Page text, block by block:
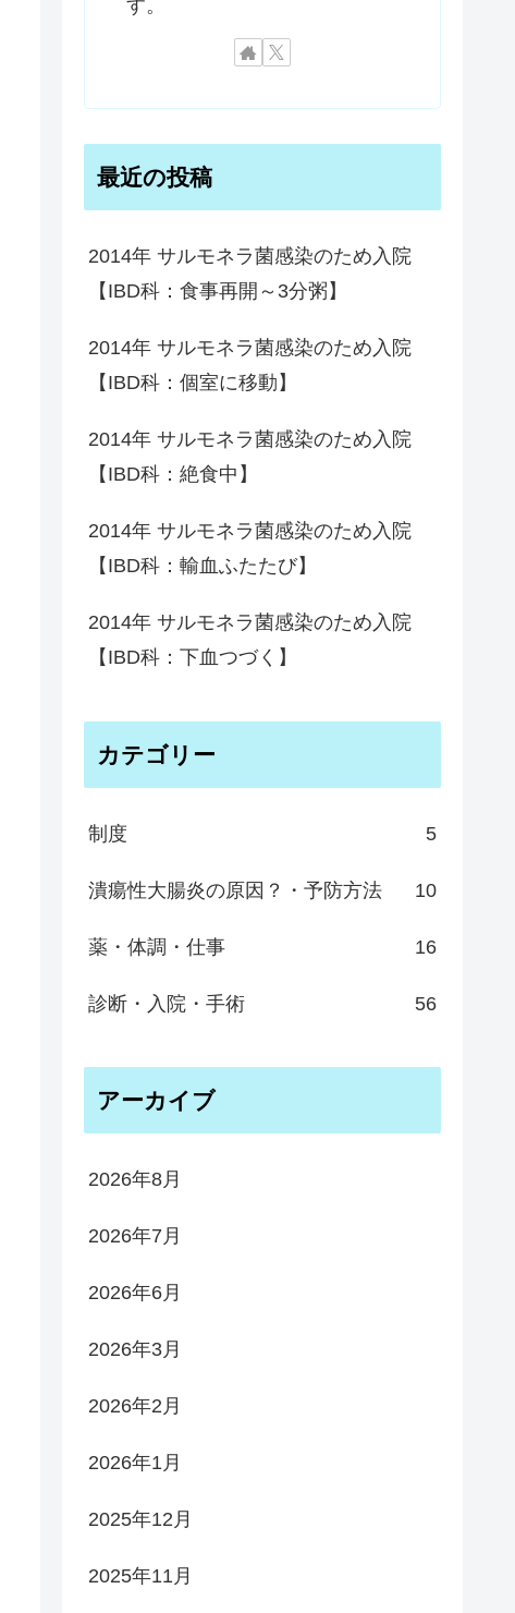
す。
最近の投稿
2014年 サルモネラ菌感染のため入院
【IBD科：食事再開～3分粥】
2014年 サルモネラ菌感染のため入院
【IBD科：個室に移動】
2014年 サルモネラ菌感染のため入院
【IBD科：絶食中】
2014年 サルモネラ菌感染のため入院
【IBD科：輸血ふたたび】
2014年 サルモネラ菌感染のため入院
【IBD科：下血つづく】
カテゴリー
制度 5
潰瘍性大腸炎の原因？・予防方法 10
薬・体調・仕事 16
診断・入院・手術 56
アーカイブ
2026年8月
2026年7月
2026年6月
2026年3月
2026年2月
2026年1月
2025年12月
2025年11月